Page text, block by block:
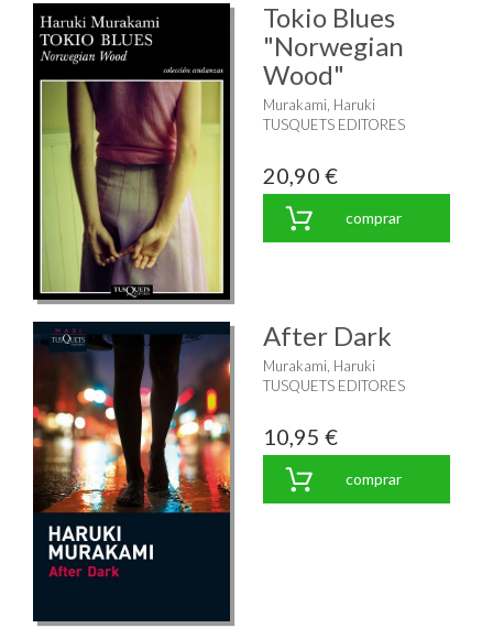
Tokio Blues
"Norwegian
Wood"
Murakami, Haruki
TUSQUETS EDITORES
20,90 €
comprar
After Dark
Murakami, Haruki
TUSQUETS EDITORES
10,95 €
comprar